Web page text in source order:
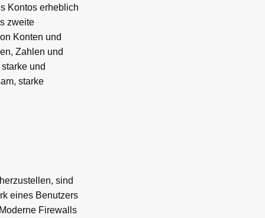
Kontos erheblich
zweite
Konten und
Zahlen und
und
starke
sind
eines Benutzers
Firewalls